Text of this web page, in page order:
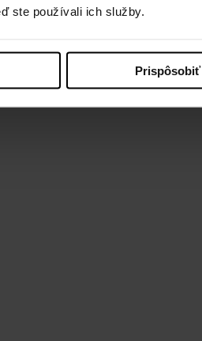
ste používali ich služby.
Prispôsobiť